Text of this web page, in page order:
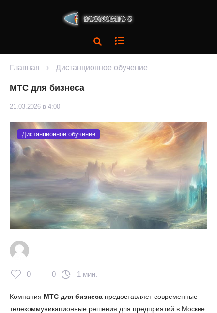
Главная › Дистанционное обучение
МТС для бизнеса
21.03.2026 в 4:00
Дистанционное обучение
0 0 1 мин.
Компания МТС для бизнеса предоставляет современные
телекоммуникационные решения для предприятий в Москве.